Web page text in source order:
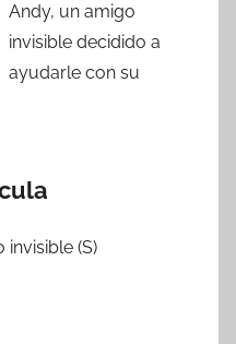
Andy, un amigo
invisible decidido a
ayudarle con su
invisible (S)